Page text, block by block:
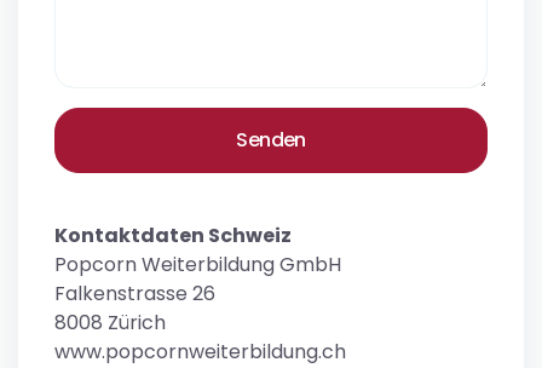
Senden
Kontaktdaten Schweiz
Popcorn Weiterbildung GmbH
Falkenstrasse 26
8008 Zürich
www.popcornweiterbildung.ch